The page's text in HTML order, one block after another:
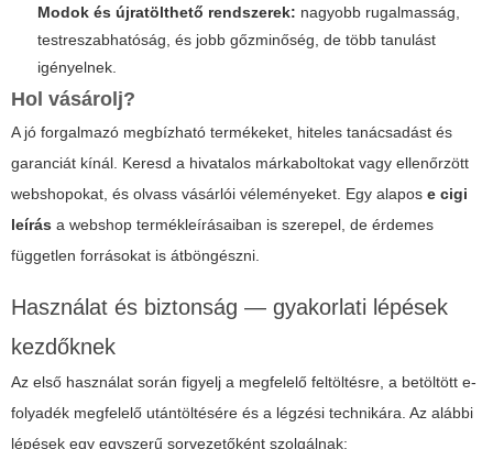
Modok és újratölthető rendszerek: nagyobb rugalmasság,
testreszabhatóság, és jobb gőzminőség, de több tanulást
igényelnek.
Hol vásárolj?
A jó forgalmazó megbízható termékeket, hiteles tanácsadást és
garanciát kínál. Keresd a hivatalos márkaboltokat vagy ellenőrzött
webshopokat, és olvass vásárlói véleményeket. Egy alapos e cigi
leírás a webshop termékleírásaiban is szerepel, de érdemes
független forrásokat is átböngészni.
Használat és biztonság — gyakorlati lépések
kezdőknek
Az első használat során figyelj a megfelelő feltöltésre, a betöltött e-
folyadék megfelelő utántöltésére és a légzési technikára. Az alábbi
lépések egy egyszerű sorvezetőként szolgálnak: